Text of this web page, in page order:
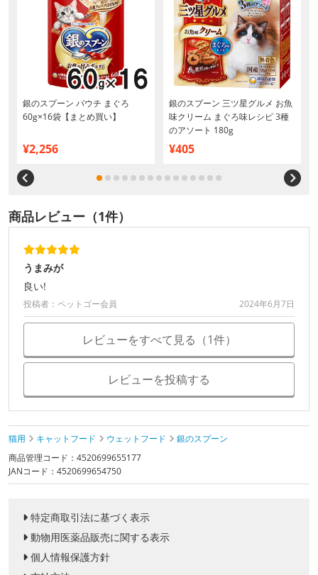
銀のスプーン パウチ まぐろ
60g×16袋【まとめ買い】
¥2,256
銀のスプーン 三ツ星グルメ お魚
味クリーム まぐろ味レシピ 3種
のアソート 180g
¥405
商品レビュー（1件）
うまみが
良い!
投稿者：ペットゴー会員 2024年6月7日
レビューをすべて見る（1件）
レビューを投稿する
猫用 キャットフード ウェットフード
銀のスプーン
商品管理コード：4520699655177
JANコード：4520699654750
特定商取引法に基づく表示
動物用医薬品販売に関する表示
個人情報保護方針